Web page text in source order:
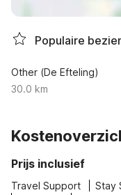
Populaire
Other (De Efteling)
30.0 km
Prijs inclusief
Travel Support Stay